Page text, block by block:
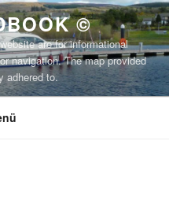
©
are for informational
navigation. The map provided
adhered to.